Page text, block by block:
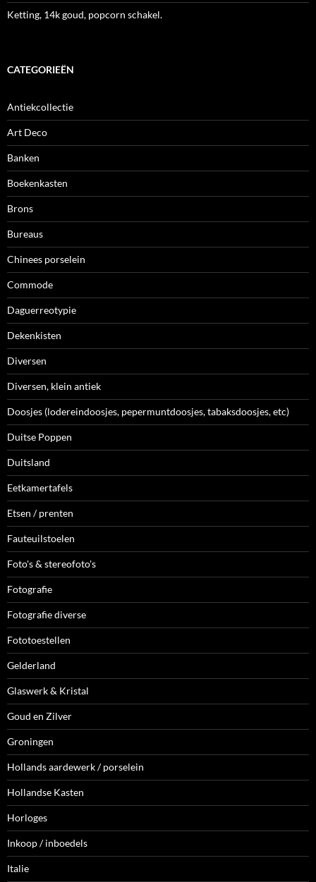
Ketting, 14k goud, popcorn schakel.
CATEGORIEËN
Antiekcollectie
Art Deco
Banken
Boekenkasten
Brons
Bureaus
Chinees porselein
Commode
Daguerreotypie
Dekenkisten
Diversen
Diversen, klein antiek
Doosjes (lodereindoosjes, pepermuntdoosjes, tabaksdoosjes, etc)
Duitse Poppen
Duitsland
Eetkamertafels
Etsen / prenten
Fauteuilstoelen
Foto's & stereofoto's
Fotografie
Fotografie diverse
Fototoestellen
Gelderland
Glaswerk & Kristal
Goud en Zilver
Groningen
Hollands aardewerk / porselein
Hollandse Kasten
Horloges
Inkoop / inboedels
Italie